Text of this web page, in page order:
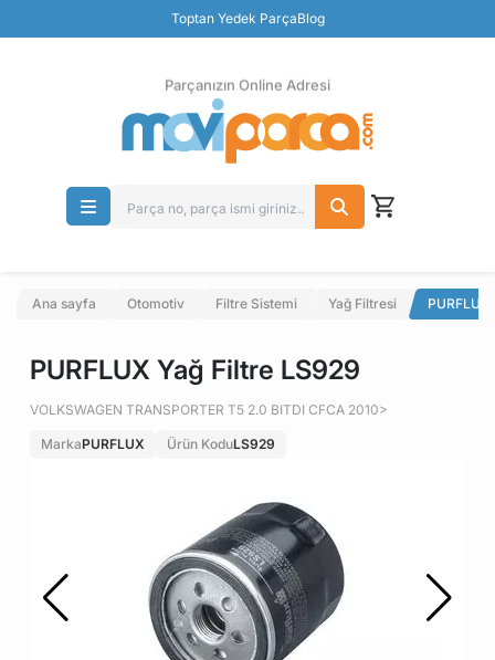
Toptan Yedek ParçaBlog
Ücretsiz İade
Parçanızın Online Adresi
Ana sayfa Otomotiv Filtre Sistemi Yağ Filtresi
PURFLUX Yağ Filtre LS929
VOLKSWAGEN TRANSPORTER T5 2.0 BITDI CFCA 2010>
MarkaPURFLUX Ürün KoduLS929